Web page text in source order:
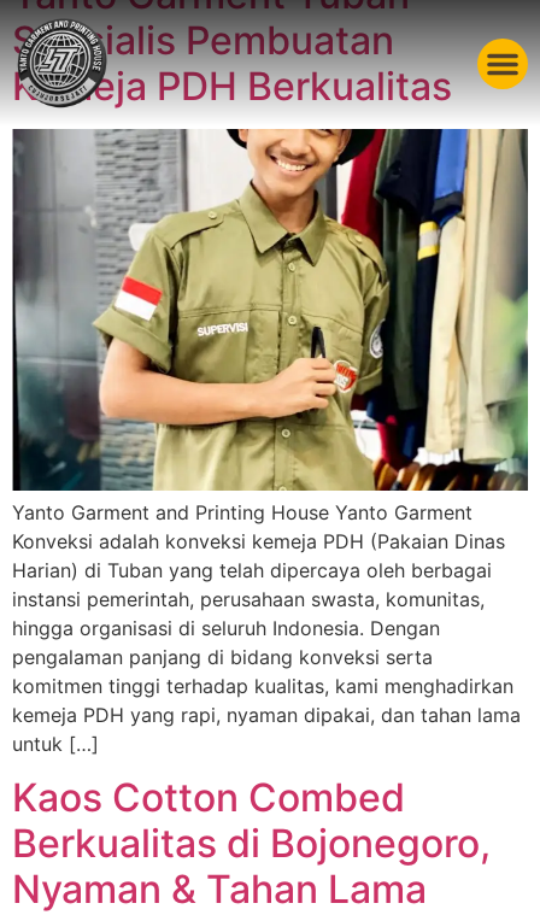
Spesialis Pembuatan
Kemeja PDH Berkualitas
Yanto Garment and Printing House Yanto Garment
Konveksi adalah konveksi kemeja PDH (Pakaian Dinas
Harian) di Tuban yang telah dipercaya oleh berbagai
instansi pemerintah, perusahaan swasta, komunitas,
hingga organisasi di seluruh Indonesia. Dengan
pengalaman panjang di bidang konveksi serta
komitmen tinggi terhadap kualitas, kami menghadirkan
kemeja PDH yang rapi, nyaman dipakai, dan tahan lama
untuk […]
Kaos Cotton Combed
Berkualitas di Bojonegoro,
Nyaman & Tahan Lama